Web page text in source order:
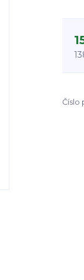
Číslo